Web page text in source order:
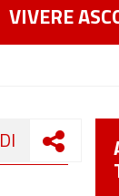
VIVERE